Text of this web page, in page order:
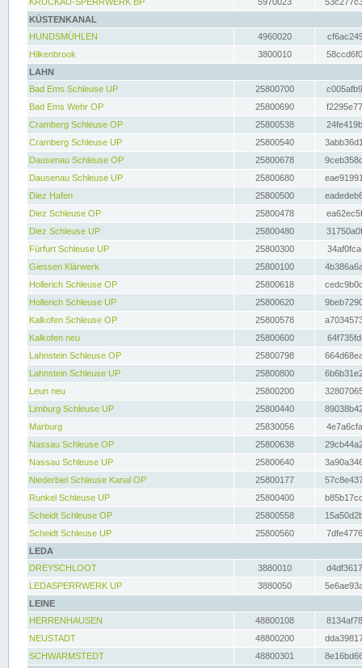
KÜSTENKANAL
HUNDSMÜHLEN
4960020
Hilkenbrook
3800010
LAHN
Bad Ems Schleuse UP
25800700
Bad Ems Wehr OP
25800690
Cramberg Schleuse OP
25800538
Cramberg Schleuse UP
25800540
Dausenau Schleuse OP
25800678
Dausenau Schleuse UP
25800680
Diez Hafen
25800500
Diez Schleuse OP
25800478
Diez Schleuse UP
25800480
Fürfurt Schleuse UP
25800300
Giessen Klärwerk
25800100
Hollerich Schleuse OP
25800618
Hollerich Schleuse UP
25800620
Kalkofen Schleuse OP
25800578
Kalkofen neu
25800600
Lahnstein Schleuse OP
25800798
Lahnstein Schleuse UP
25800800
Leun neu
25800200
Limburg Schleuse UP
25800440
Marburg
25830056
Nassau Schleuse OP
25800638
Nassau Schleuse UP
25800640
Niederbiel Schleuse Kanal OP
25800177
Runkel Schleuse UP
25800400
Scheidt Schleuse OP
25800558
Scheidt Schleuse UP
25800560
LEDA
DREYSCHLOOT
3880010
LEDASPERRWERK UP
3880050
LEINE
HERRENHAUSEN
48800108
NEUSTADT
48800200
SCHWARMSTEDT
48800301